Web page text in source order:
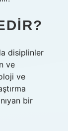
disiplinler
ve
ve
bir